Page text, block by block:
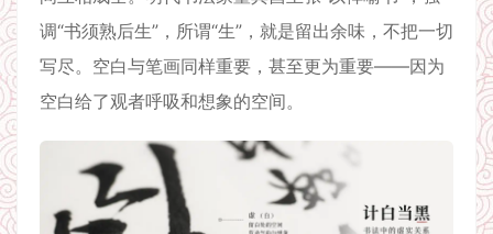
调“书须熟后生”，所谓“生”，就是留出余味，不把一切
写尽。空白与笔画同样重要，甚至更为重要——因为
空白给了观者呼吸和想象的空间。